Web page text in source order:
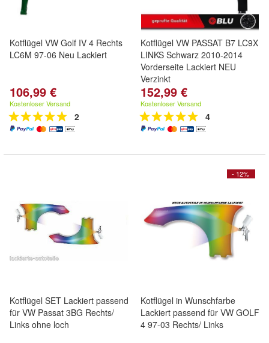
Kotflügel VW Golf IV 4 Rechts
LC6M 97-06 Neu Lackiert
106,99 €
Kostenloser Versand
2
Kotflügel VW PASSAT B7 LC9X
LINKS Schwarz 2010-2014
Vorderseite Lackiert NEU
Verzinkt
152,99 €
Kostenloser Versand
4
Kotflügel SET Lackiert passend
für VW Passat 3BG Rechts/
Links ohne loch
- 12%
Kotflügel in Wunschfarbe
Lackiert passend für VW GOLF
4 97-03 Rechts/ Links